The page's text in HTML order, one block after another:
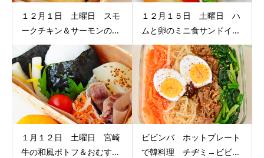
１２月１日 土曜日 スモ
ークチキン＆サーモンの...
１２月１５日 土曜日 ハ
ムと卵のミニ食サンドイ...
１月１２日 土曜日 宮崎
牛の和風ポトフ＆おむす...
ビビンバ ホットプレート
で韓料理 チヂミ→ビビ...